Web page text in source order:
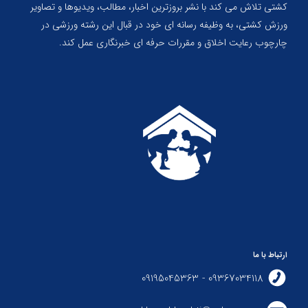
کشتی تلاش می کند با نشر بروزترین اخبار، مطالب، ویدیوها و تصاویر
ورزش کشتی، به وظیفه رسانه ای خود در قبال این رشته ورزشی در
چارچوب رعایت اخلاق و مقررات حرفه ای خبرنگاری عمل کند.
ارتباط با ما
09367034118 - 09195045363